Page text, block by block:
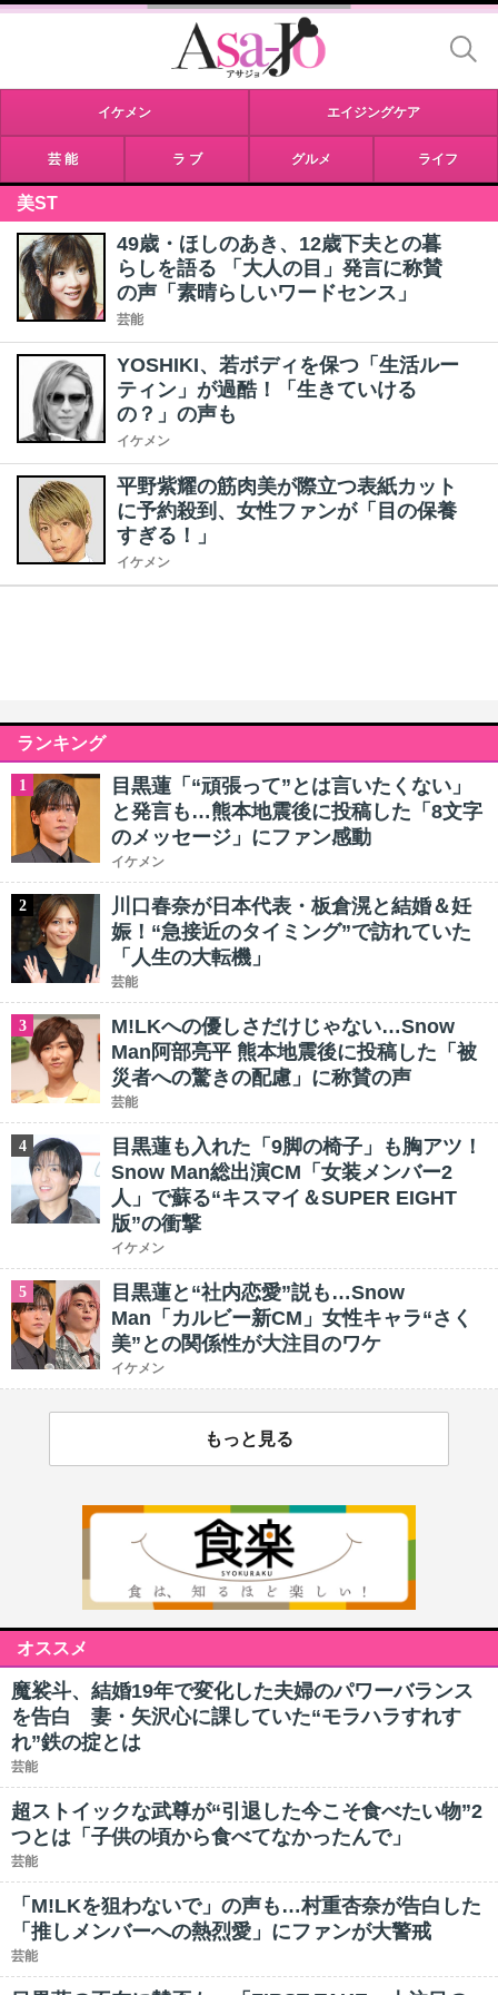
イケメン エイジングケア
芸 能 ラ ブ グルメ ライフ
美ST
49歳・ほしのあき、12歳下夫との暮
らしを語る 「大人の目」発言に称賛
の声「素晴らしいワードセンス」
芸能
YOSHIKI、若ボディを保つ「生活ルー
ティン」が過酷！「生きていける
の？」の声も
イケメン
平野紫耀の筋肉美が際立つ表紙カット
に予約殺到、女性ファンが「目の保養
すぎる！」
イケメン
ランキング
1
目黒蓮「“頑張って”とは言いたくない」
と発言も…熊本地震後に投稿した「8文字
のメッセージ」にファン感動
イケメン
2
川口春奈が日本代表・板倉滉と結婚＆妊
娠！“急接近のタイミング”で訪れていた
「人生の大転機」
芸能
3
M!LKへの優しさだけじゃない…Snow
Man阿部亮平 熊本地震後に投稿した「被
災者への驚きの配慮」に称賛の声
芸能
4
目黒蓮も入れた「9脚の椅子」も胸アツ！
Snow Man総出演CM「女装メンバー2
人」で蘇る“キスマイ＆SUPER EIGHT
版”の衝撃
イケメン
5
目黒蓮と“社内恋愛”説も…Snow
Man「カルビー新CM」女性キャラ“さく
美”との関係性が大注目のワケ
イケメン
もっと見る
オススメ
魔裟斗、結婚19年で変化した夫婦のパワーバランス
を告白 妻・矢沢心に課していた“モラハラすれす
れ”鉄の掟とは
芸能
超ストイックな武尊が“引退した今こそ食べたい物”2
つとは「子供の頃から食べてなかったんで」
芸能
「M!LKを狙わないで」の声も…村重杏奈が告白した
「推しメンバーへの熱烈愛」にファンが大警戒
芸能